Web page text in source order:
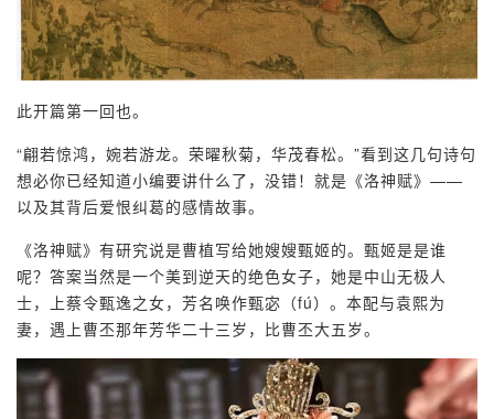
此开篇第一回也。
“翩若惊鸿，婉若游龙。荣曜秋菊，华茂春松。”看到这几句诗句
想必你已经知道小编要讲什么了，没错！就是《洛神赋》——
以及其背后爱恨纠葛的感情故事。
《洛神赋》有研究说是曹植写给她嫂嫂甄姬的。甄姬是是谁
呢？答案当然是一个美到逆天的绝色女子，她是中山无极人
士，上蔡令甄逸之女，芳名唤作甄宓（fú）。本配与袁熙为
妻，遇上曹丕那年芳华二十三岁，比曹丕大五岁。